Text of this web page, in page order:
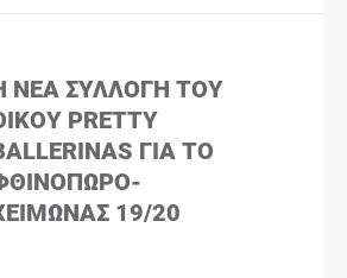
ΝΈΑ ΣΥΛΛΟΓΉ ΤΟΥ
PRETTY
ΓΙΑ ΤΟ
19/20